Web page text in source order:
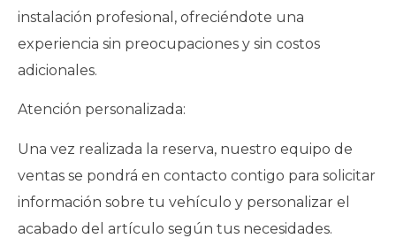
instalación profesional, ofreciéndote una
experiencia sin preocupaciones y sin costos
adicionales.
Atención personalizada:
Una vez realizada la reserva, nuestro equipo de
ventas se pondrá en contacto contigo para solicitar
información sobre tu vehículo y personalizar el
acabado del artículo según tus necesidades.